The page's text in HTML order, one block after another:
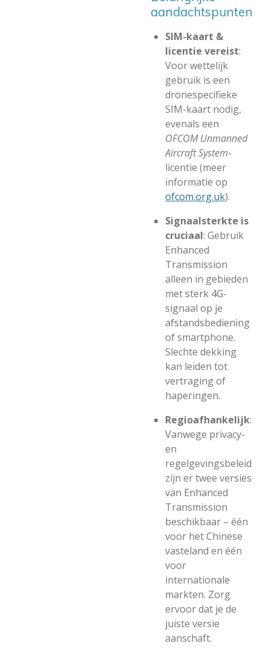
aandachtspunten
SIM-kaart &
licentie vereist:
Voor wettelijk
gebruik is een
dronespecifieke
SIM-kaart nodig,
evenals een
OFCOM Unmanned
Aircraft System-
licentie (meer
informatie op
ofcom.org.uk).
Signaalsterkte is
cruciaal: Gebruik
Enhanced
Transmission
alleen in gebieden
met sterk 4G-
signaal op je
afstandsbediening
of smartphone.
Slechte dekking
kan leiden tot
vertraging of
haperingen.
Regioafhankelijk:
Vanwege privacy-
en
regelgevingsbeleid
zijn er twee versies
van Enhanced
Transmission
beschikbaar – één
voor het Chinese
vasteland en één
voor
internationale
markten. Zorg
ervoor dat je de
juiste versie
aanschaft.